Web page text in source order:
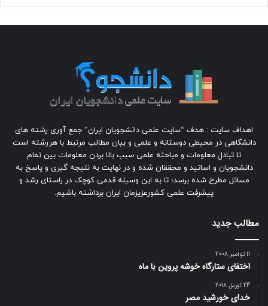
اهداف سایت : هدف “سایت علمی دانشجویان ایران” جمع آوری رشته های
دانشگاهی در محیطی دوستانه و علمی و بیان مطالب مرتبط با هررشته است
تا تبادل معلومات و مباحثه علمی سبب بالا بردن معلومات بین تمام
دانشجویان و اساتید و محققان شده و در نهایت به نتیجه گیری و پاسخ به
مسائل مطرح شده برسد؛ تا به این وسیله قدمی کوچک در راستای رشد و
پیشرفت علمی کشورعزیزمان ایران برداشته باشیم.
مطالب جدید
11 نوامبر 2008
اختفای ستارگاه خوشه پروین با ماه
24 آوریل 2018
خدای خورشید مصر